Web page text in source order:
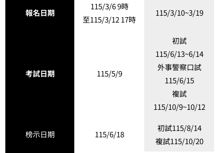
報名日期
115/3/6 9時
至115/3/12 17時
115/3/10~3/19
考試日期 115/5/9
初試
115/6/13~6/14
外事警察口試
115/6/15
複試
115/10/9~10/12
榜示日期 115/6/18
初試115/8/14
複試115/10/20